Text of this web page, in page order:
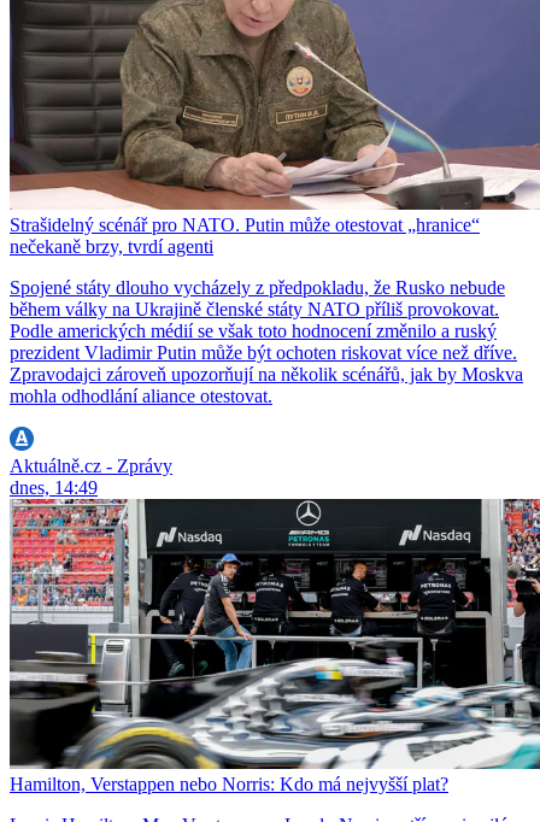
Strašidelný scénář pro NATO. Putin může otestovat „hranice“
nečekaně brzy, tvrdí agenti
Spojené státy dlouho vycházely z předpokladu, že Rusko nebude
během války na Ukrajině členské státy NATO příliš provokovat.
Podle amerických médií se však toto hodnocení změnilo a ruský
prezident Vladimir Putin může být ochoten riskovat více než dříve.
Zpravodajci zároveň upozorňují na několik scénářů, jak by Moskva
mohla odhodlání aliance otestovat.
Aktuálně.cz - Zprávy
dnes, 14:49
Hamilton, Verstappen nebo Norris: Kdo má nejvyšší plat?